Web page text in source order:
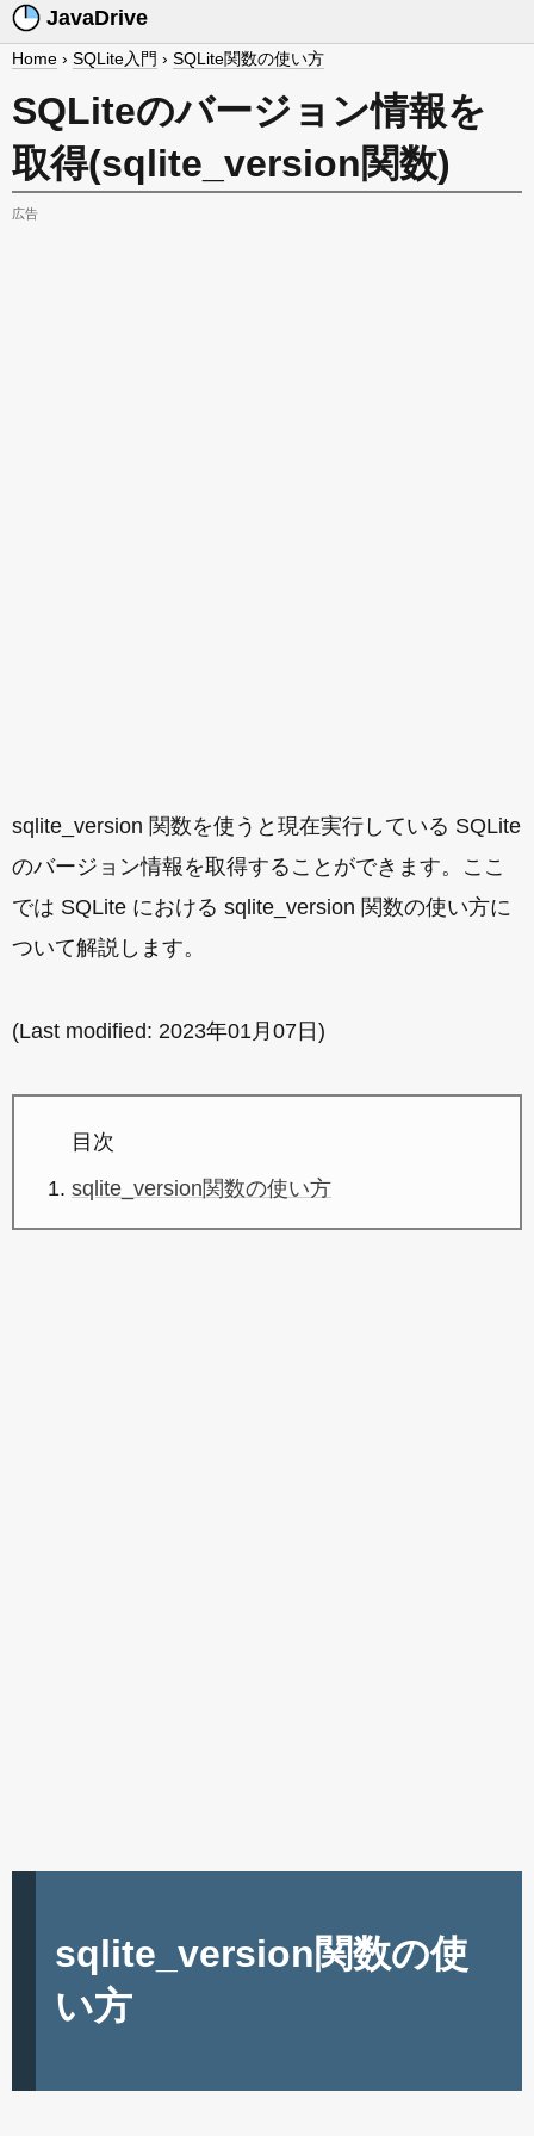
JavaDrive
Home › SQLite入門 › SQLite関数の使い方
SQLiteのバージョン情報を
取得(sqlite_version関数)
広告
sqlite_version 関数を使うと現在実行している SQLite
のバージョン情報を取得することができます。ここ
では SQLite における sqlite_version 関数の使い方に
ついて解説します。
(Last modified: 2023年01月07日 )
目次
sqlite_version関数の使い方
sqlite_version関数の使
い方